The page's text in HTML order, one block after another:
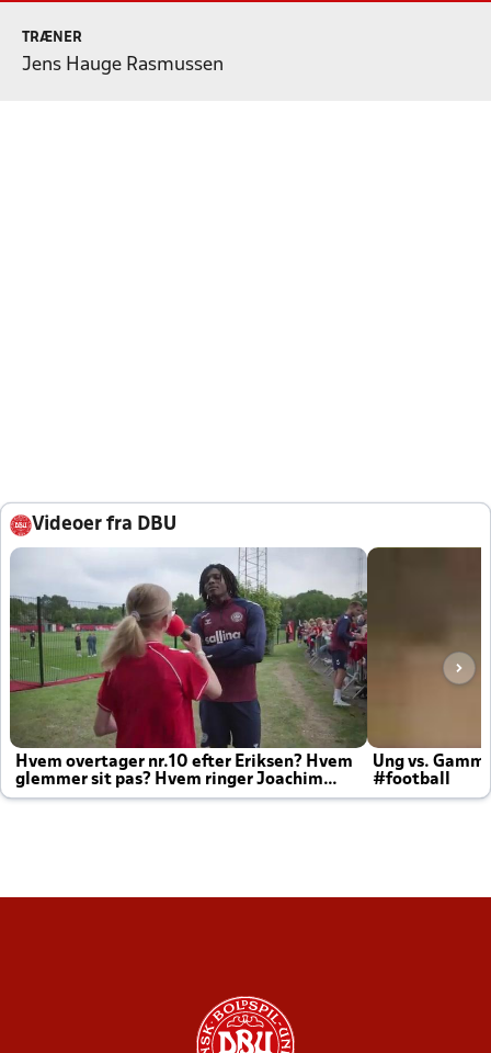
TRÆNER
Jens Hauge Rasmussen
Videoer fra DBU
Hvem overtager nr.10 efter Eriksen? Hvem
glemmer sit pas? Hvem ringer Joachim
altid til efter kampe?
Ung vs.
#football